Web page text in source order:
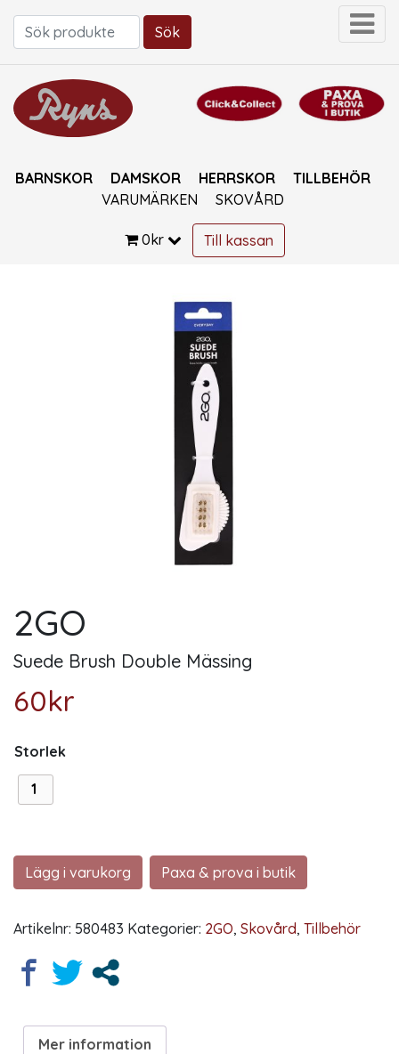
Sök efter:
Sök
BARNSKOR DAMSKOR HERRSKOR
TILLBEHÖR
VARUMÄRKEN
SKOVÅRD
0kr Till kassan
2GO
Suede Brush Double Mässing
60kr
Storlek
1
Lägg i varukorg Paxa & prova i butik
Artikelnr: 580483 Kategorier: 2GO, Skovård, Tillbehör
Mer information